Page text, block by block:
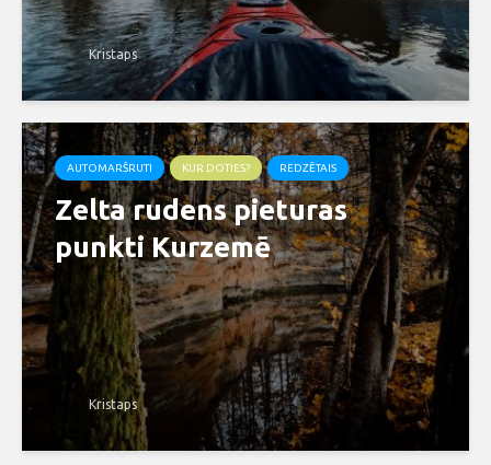
Kristaps
AUTOMARŠRUTI KUR DOTIES? REDZĒTAIS
Zelta rudens pieturas
punkti Kurzemē
Kristaps